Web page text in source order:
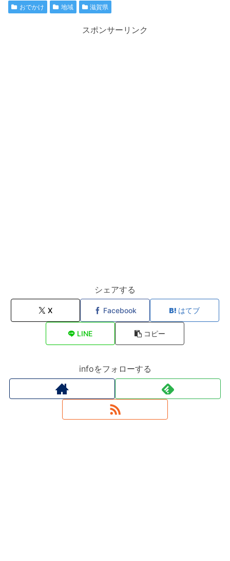
おでかけ 地域 滋賀県
スポンサーリンク
シェアする
X Facebook はてブ
LINE コピー
infoをフォローする